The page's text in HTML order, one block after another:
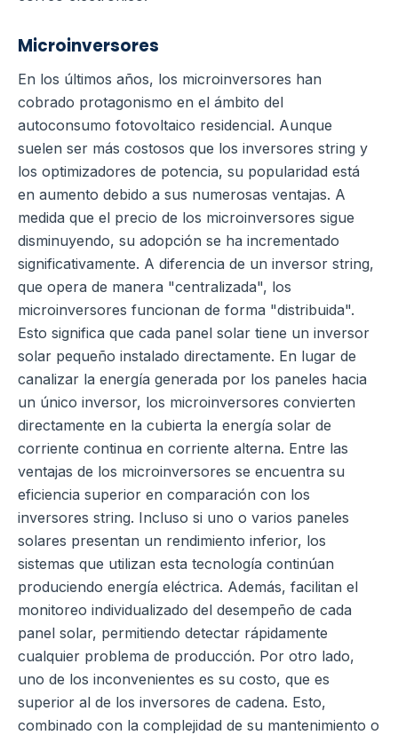
Microinversores
En los últimos años, los microinversores han
cobrado protagonismo en el ámbito del
autoconsumo fotovoltaico residencial. Aunque
suelen ser más costosos que los inversores string y
los optimizadores de potencia, su popularidad está
en aumento debido a sus numerosas ventajas. A
medida que el precio de los microinversores sigue
disminuyendo, su adopción se ha incrementado
significativamente. A diferencia de un inversor string,
que opera de manera "centralizada", los
microinversores funcionan de forma "distribuida".
Esto significa que cada panel solar tiene un inversor
solar pequeño instalado directamente. En lugar de
canalizar la energía generada por los paneles hacia
un único inversor, los microinversores convierten
directamente en la cubierta la energía solar de
corriente continua en corriente alterna. Entre las
ventajas de los microinversores se encuentra su
eficiencia superior en comparación con los
inversores string. Incluso si uno o varios paneles
solares presentan un rendimiento inferior, los
sistemas que utilizan esta tecnología continúan
produciendo energía eléctrica. Además, facilitan el
monitoreo individualizado del desempeño de cada
panel solar, permitiendo detectar rápidamente
cualquier problema de producción. Por otro lado,
uno de los inconvenientes es su costo, que es
superior al de los inversores de cadena. Esto,
combinado con la complejidad de su mantenimiento o